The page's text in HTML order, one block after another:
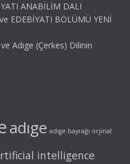
ANABİLİM DALI
EDEBİYATI BÖLÜMÜ YENİ
Adıge (Çerkes) Dilinin
adıge adıge bayrağı orjinal
intelligence